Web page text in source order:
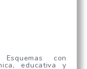
con
educativa y